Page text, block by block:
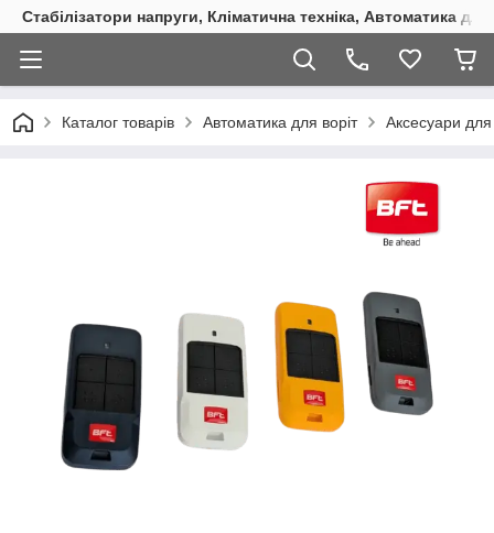
Стабілізатори напруги, Кліматична техніка, Автоматика
Каталог товарів Автоматика для воріт Аксесуари